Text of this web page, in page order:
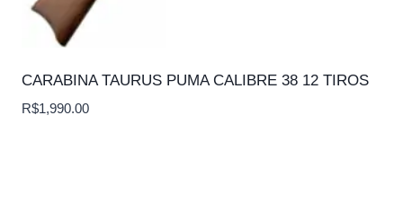
CARABINA TAURUS PUMA CALIBRE 38 12 TIROS
R$1,990.00